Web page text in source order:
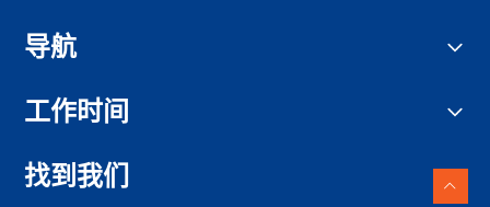
导航
工作时间
找到我们